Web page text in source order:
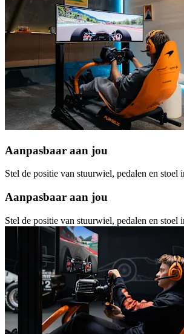
Aanpasbaar aan jou
Stel de positie van stuurwiel, pedalen en stoel
Aanpasbaar aan jou
Stel de positie van stuurwiel, pedalen en stoel